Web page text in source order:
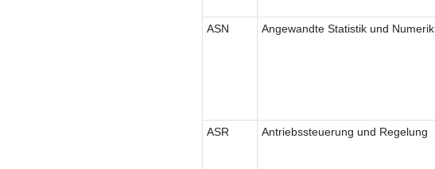
ASN Angewandte Statistik und Numerik
ASR Antriebssteuerung und Regelung